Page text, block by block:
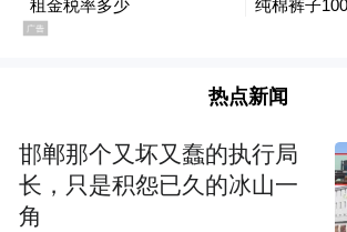
热点新闻
邯郸那个又坏又蠢的执行局
长，只是积怨已久的冰山一
角